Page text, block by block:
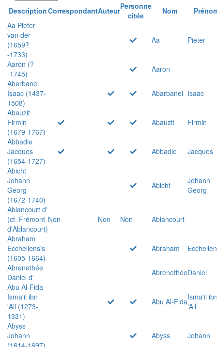
DescriptionCorrespondantAuteurPersonne
citée
Nom
Aa Pieter
van der
(1659?
-1733)
Aa Pieter
Aaron (?
-1745)
Aaron
Abarbanel
Isaac (1437-
1508)
Abarbanel Isaac
Abauzit
Firmin
(1679-1767)
Abauzit
Firmin
Abbadie
Jacques
(1654-1727)
Abbadie
Jacques
Abicht
Johann
Georg
(1672-1740)
Abicht
Johann
Georg
Ablancourt d'
(cf. Frémont
d'Ablancourt)
Non Non Non
Ablancourt
Abraham
Ecchellensis
(1605-1664)
Abraham
Abrenethée
Daniel d'
AbrenethéeDaniel
Abu Al-Fida
Isma'il ibn
'Ali (1273-
1331)
Abu Al-FidaIsma'il
'Ali
Abyss
Johann
(1614-1697)
Abyss
Johann